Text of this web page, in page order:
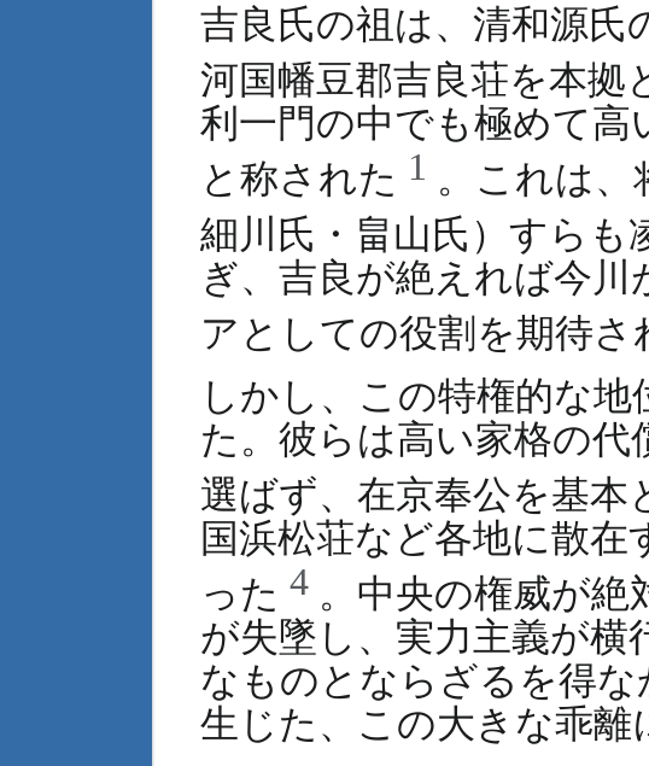
吉良氏の祖は、清和源
河国幡豆郡吉良荘を本拠
利一門の中でも極めて高
と称された 1 。これは、
細川氏・畠山氏）すらも
ぎ、吉良が絶えれば今
アとしての役割を期待
しかし、この特権的な
た。彼らは高い家格の
選ばず、在京奉公を基本
国浜松荘など各地に散
った 4 。中央の権威が
が失墜し、実力主義が
なものとならざるを得
生じた、この大きな乖離